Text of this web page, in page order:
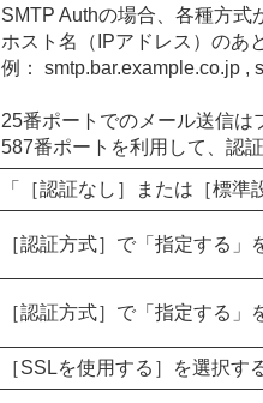
SMTP Authの場合、各種方式
ホスト名（IPアドレス）のあ
例： smtp.bar.example.co.jp ,
25番ポートでのメール送信
587番ポートを利用して、認
「［認証なし］または［標
［認証方式］で「指定する
［認証方式］で「指定する
［SSLを使用する］を選択